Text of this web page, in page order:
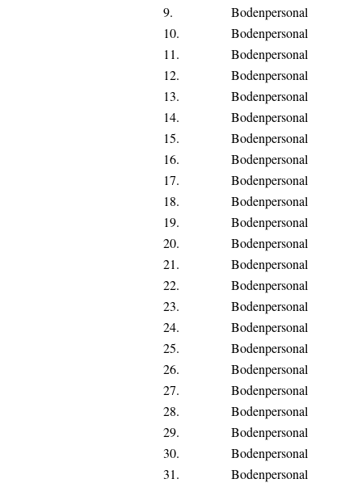
9.
Bodenpersonal
10.
Bodenpersonal
11.
Bodenpersonal
12.
Bodenpersonal
13.
Bodenpersonal
14.
Bodenpersonal
15.
Bodenpersonal
16.
Bodenpersonal
17.
Bodenpersonal
18.
Bodenpersonal
19.
Bodenpersonal
20.
Bodenpersonal
21.
Bodenpersonal
22.
Bodenpersonal
23.
Bodenpersonal
24.
Bodenpersonal
25.
Bodenpersonal
26.
Bodenpersonal
27.
Bodenpersonal
28.
Bodenpersonal
29.
Bodenpersonal
30.
Bodenpersonal
31.
Bodenpersonal